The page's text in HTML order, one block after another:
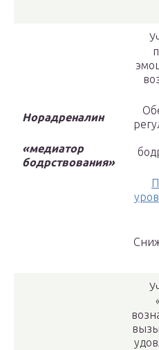
Норадреналин
«медиатор
бодрствования»